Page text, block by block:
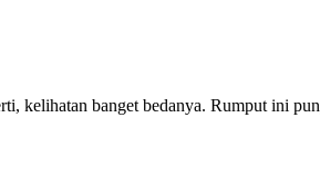
kelihatan banget bedanya. Rumput ini